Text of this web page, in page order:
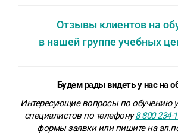
Отзывы клиентов на
в нашей группе учебных
Будем рады видеть у нас на
Интересующие вопросы по обучению
специалистов по телефону8 800 234-
формы заявки или пишите на